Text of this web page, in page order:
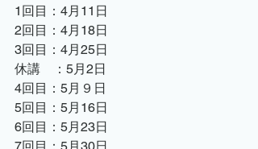
1回目：4月11日
2回目：4月18日
3回目：4月25日
休講　：5月2日
4回目：5月９日
5回目：5月16日
6回目：5月23日